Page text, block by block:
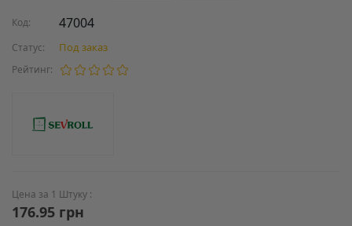
Код: 47004
Статус: Под заказ
Рейтинг:
Цена за 1 Штуку :
176.95 грн